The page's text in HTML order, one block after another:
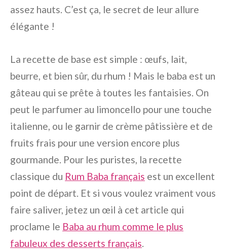
assez hauts. C’est ça, le secret de leur allure
élégante !
La recette de base est simple : œufs, lait,
beurre, et bien sûr, du rhum ! Mais le baba est un
gâteau qui se prête à toutes les fantaisies. On
peut le parfumer au limoncello pour une touche
italienne, ou le garnir de crème pâtissière et de
fruits frais pour une version encore plus
gourmande. Pour les puristes, la recette
classique du Rum Baba français est un excellent
point de départ. Et si vous voulez vraiment vous
faire saliver, jetez un œil à cet article qui
proclame le Baba au rhum comme le plus
fabuleux des desserts français.